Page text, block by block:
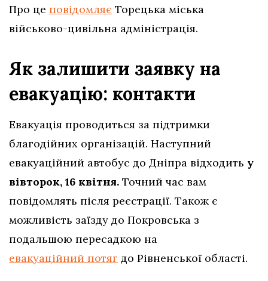
Про це повідомляє Торецька міська
військово-цивільна адміністрація.
Як залишити заявку на
евакуацію: контакти
Евакуація проводиться за підтримки
благодійних організацій. Наступний
евакуаційний автобус до Дніпра відходить у
вівторок, 16 квітня. Точний час вам
повідомлять після реєстрації. Також є
можливість заїзду до Покровська з
подальшою пересадкою на
евакуаційний потяг до Рівненської області.